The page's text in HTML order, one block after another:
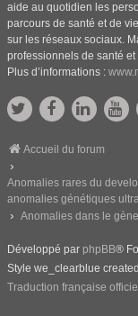
aide au quotidien les
parcours de santé et de
sur les réseaux sociaux.
professionnels de santé
Plus d’informations :
Accueil du forum
Anomalies rares du
anomalies génétiques
Anomalies dans le
Développé par phpBB®
Style we_clearblue
Traduction française